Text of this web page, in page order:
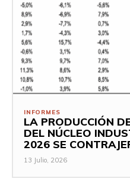
INFORMES
LA PRODUCCIÓN
DEL NÚCLEO
2026 SE
13 Julio, 2026